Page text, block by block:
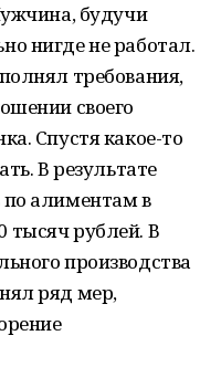
будучи
нигде не работал.
требования,
своего
Спустя какое-то
В результате
по алиментам в
рублей. В
производства
ряд мер,